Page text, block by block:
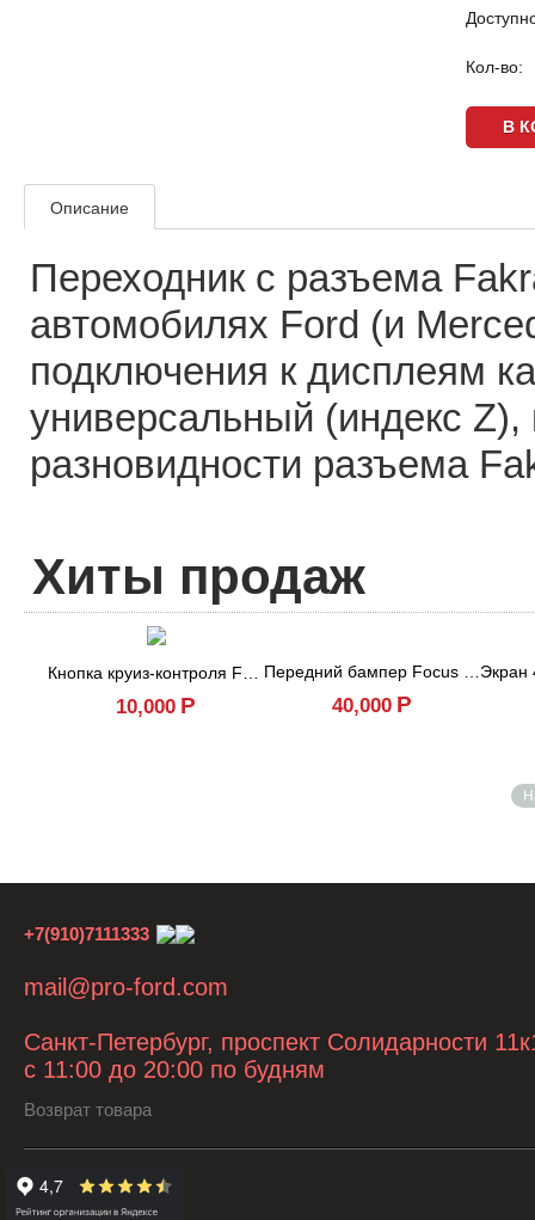
Кол-во:
Описание
Переходник с разъема
автомобилях Ford (и
подключения к дисплеям
универсальный (индекс
разновидности разъема
Хиты продаж
10,000 Р 40,000 Р
+7(910)7111333
mail@pro-ford.com
Санкт-Петербург, проспект Солидарности
с 11:00 до 20:00 по будням
Возврат товара